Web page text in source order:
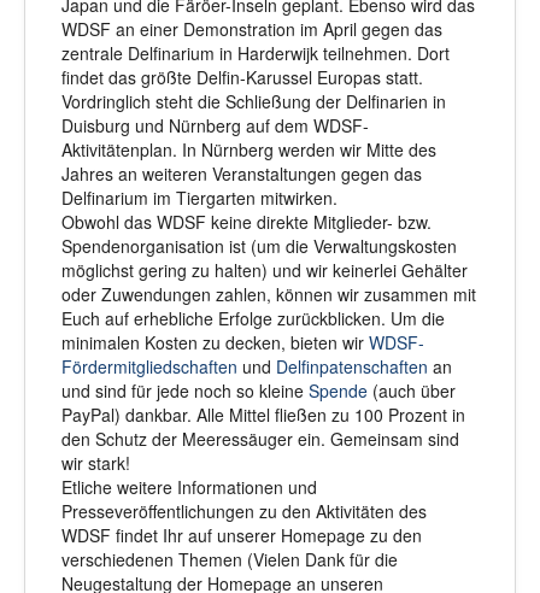
WDSF an einer Demonstration im April gegen das
zentrale Delfinarium in Harderwijk teilnehmen. Dort
findet das größte Delfin-Karussel Europas statt.
Vordringlich steht die Schließung der Delfinarien in
Duisburg und Nürnberg auf dem WDSF-
Aktivitätenplan. In Nürnberg werden wir Mitte des
Jahres an weiteren Veranstaltungen gegen das
Delfinarium im Tiergarten mitwirken.
Obwohl das WDSF keine direkte Mitglieder- bzw.
Spendenorganisation ist (um die Verwaltungskosten
möglichst gering zu halten) und wir keinerlei Gehälter
oder Zuwendungen zahlen, können wir zusammen mit
Euch auf erhebliche Erfolge zurückblicken. Um die
minimalen Kosten zu decken, bieten wir WDSF-
Fördermitgliedschaften und Delfinpatenschaften an
und sind für jede noch so kleine Spende (auch über
PayPal) dankbar. Alle Mittel fließen zu 100 Prozent in
den Schutz der Meeressäuger ein. Gemeinsam sind
wir stark!
Etliche weitere Informationen und
Presseveröffentlichungen zu den Aktivitäten des
WDSF findet Ihr auf unserer Homepage zu den
verschiedenen Themen (Vielen Dank für die
Neugestaltung der Homepage an unseren